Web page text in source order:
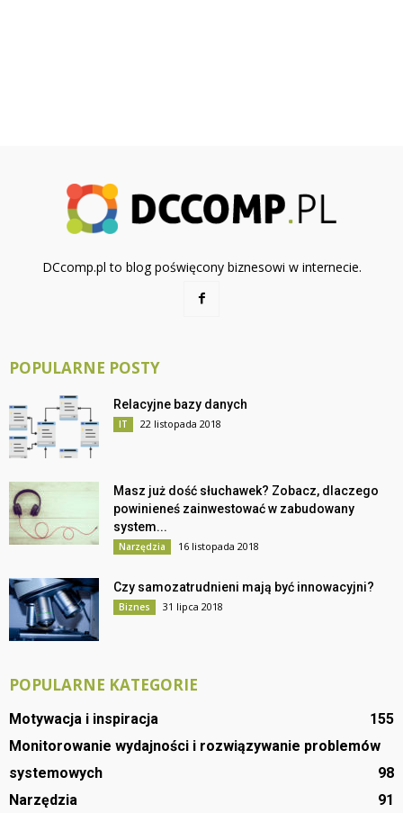
DCcomp.pl to blog poświęcony biznesowi w internecie.
POPULARNE POSTY
Relacyjne bazy danych
IT 22 listopada 2018
Masz już dość słuchawek? Zobacz, dlaczego
powinieneś zainwestować w zabudowany
system...
Narzędzia 16 listopada 2018
Czy samozatrudnieni mają być innowacyjni?
Biznes 31 lipca 2018
POPULARNE KATEGORIE
Motywacja i inspiracja
155
Monitorowanie wydajności i rozwiązywanie problemów
systemowych
98
Narzędzia
91